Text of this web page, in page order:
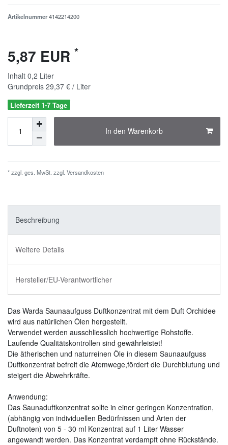
Artikelnummer4142214200
5,87 EUR *
Inhalt 0,2 Liter
Grundpreis 29,37 € / Liter
Lieferzeit 1-7 Tage
In den Warenkorb
* zzgl. ges. MwSt. zzgl. Versandkosten
Beschreibung
Weitere Details
Hersteller/EU-Verantwortlicher
Das Warda Saunaaufguss Duftkonzentrat mit dem Duft Orchidee
wird aus natürlichen Ölen hergestellt.
Verwendet werden ausschliesslich hochwertige Rohstoffe.
Laufende Qualitätskontrollen sind gewährleistet!
Die ätherischen und naturreinen Öle in diesem Saunaaufguss
Duftkonzentrat befreit die Atemwege,fördert die Durchblutung und
steigert die Abwehrkräfte.
Anwendung:
Das Saunaduftkonzentrat sollte in einer geringen Konzentration,
(abhängig von individuellen Bedürfnissen und Arten der
Duftnoten) von 5 - 30 ml Konzentrat auf 1 Liter Wasser
angewandt werden. Das Konzentrat verdampft ohne Rückstände.